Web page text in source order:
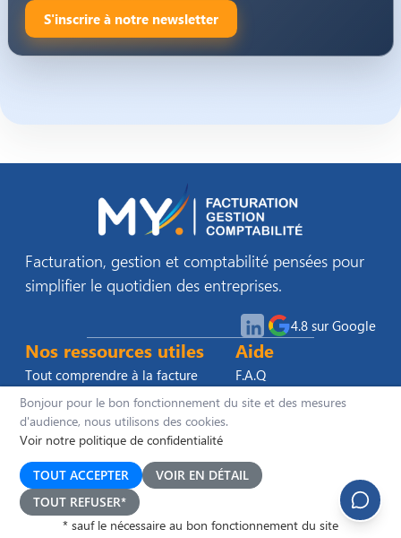
S'inscrire à notre newsletter
Facturation, gestion et comptabilité pensées pour
simplifier le quotidien des entreprises.
4.8 sur Google
Nos ressources utiles
Tout comprendre à la facture
électronique
Nos guides pratiques
Infos et conseils
Aide
F.A.Q
Demander une
RGPD - CGU
Bonjour pour le bon fonctionnement du site et des mesures
d'audience, nous utilisons des cookies.
Voir notre politique de confidentialité
TOUT ACCEPTER
VOIR EN DÉTAIL
TOUT REFUSER*
* sauf le nécessaire au bon fonctionnement du site